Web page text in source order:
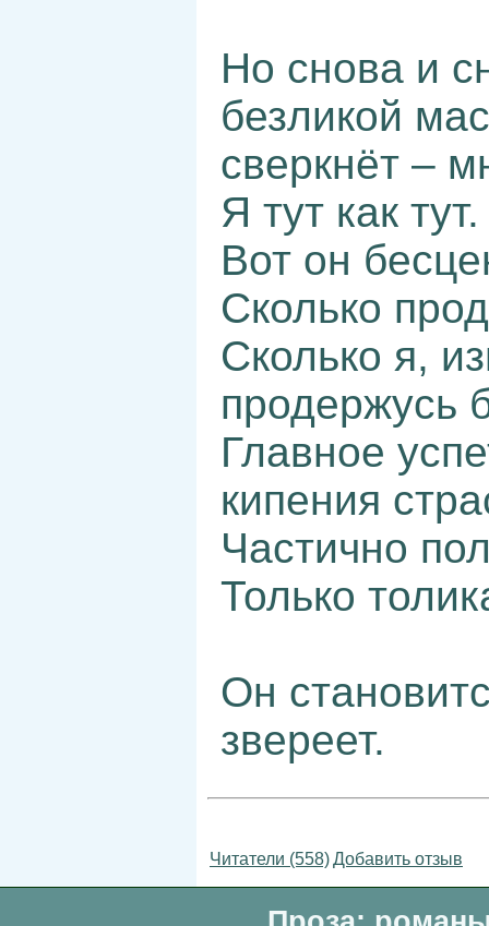
Но снова и
безликой
сверкнёт –
Я тут как тут.
Вот он
Сколько
Сколько я,
продержусь
Главное
кипения
Частично
Только
Он
звереет.
Читатели (558)Добавить отзыв